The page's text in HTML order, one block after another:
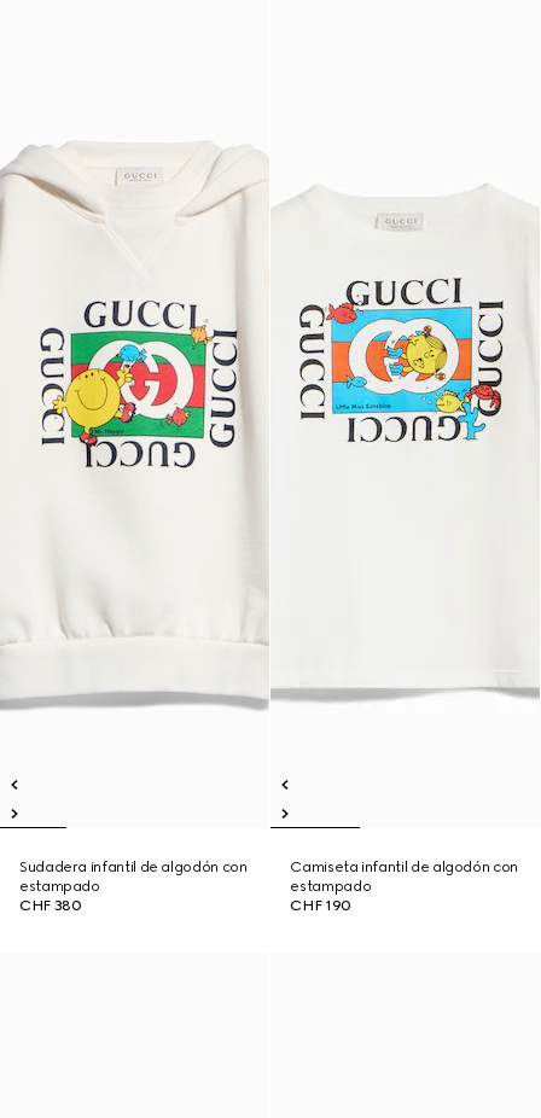
Sudadera infantil de algodón con
estampado
CHF 380
Camiseta infantil de algodón con
estampado
CHF 190